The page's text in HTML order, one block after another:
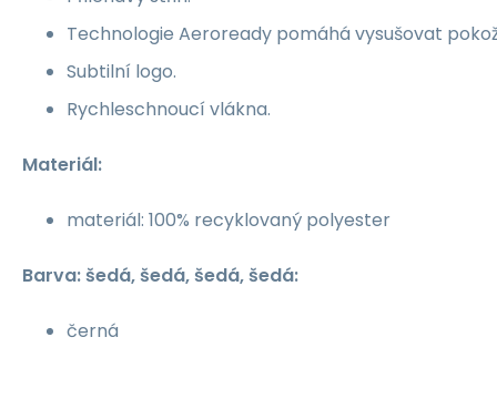
Technologie Aeroready pomáhá vysušovat
Subtilní logo.
Rychleschnoucí vlákna.
Materiál:
materiál: 100% recyklovaný polyester
Barva: šedá, šedá, šedá, šedá:
černá